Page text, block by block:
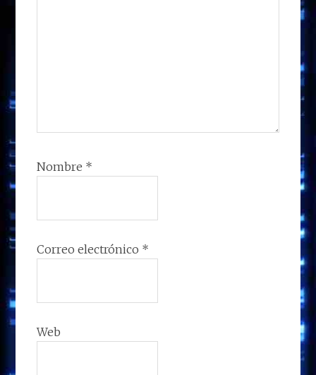
Nombre *
Correo electrónico *
Web